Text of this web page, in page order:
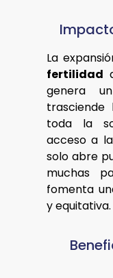
La
fertilidad
genera
trasciende
toda la
acceso a
solo abre
muchas
fomenta
y equitativa.